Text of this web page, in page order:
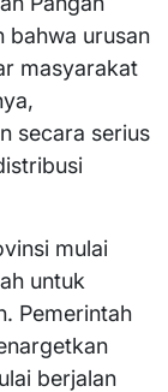
bahwa urusan
masyarakat
secara serius
mulai
untuk
Pemerintah
berjalan